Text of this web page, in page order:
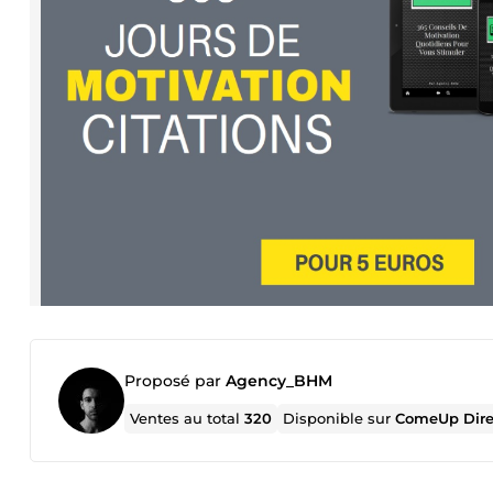
Proposé par Agency_BHM
Ventes au total320 Disponible surComeUp